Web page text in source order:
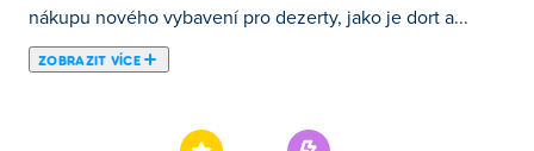
nákupu nového vybavení pro dezerty, jako je dort a...
ZOBRAZIT VÍCE
kávu a sledujte, jak se peníze valí. Použijte své výdělky k